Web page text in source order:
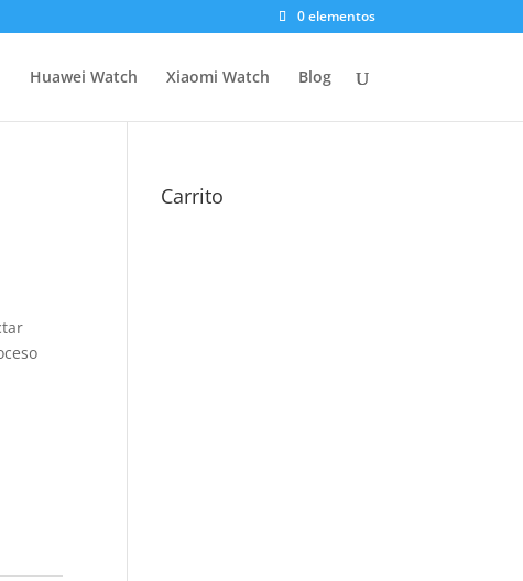
0 elementos
Huawei Watch Xiaomi Watch Blog
Carrito